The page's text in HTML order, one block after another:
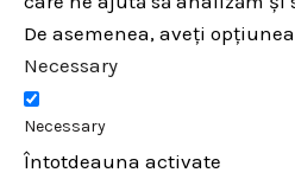
De asemenea, aveți
Necessary
Necessary
Întotdeauna activate